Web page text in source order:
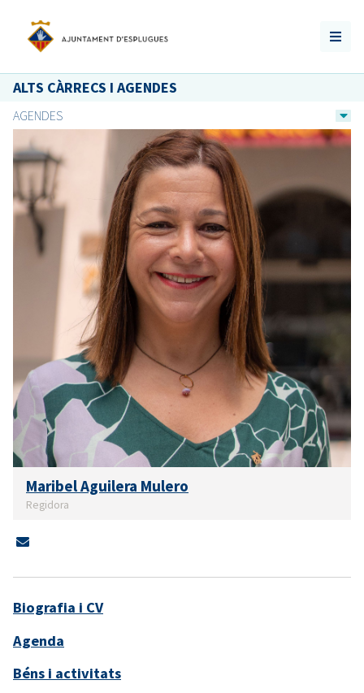
ALTS CÀRRECS I AGENDES
AGENDES
Maribel Aguilera Mulero
Regidora
Biografia i CV
Agenda
Béns i activitats